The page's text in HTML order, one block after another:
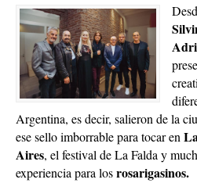
Argentina, es decir, salieron de la
ese sello imborrable para tocar en
Aires, el festival de La Falda y
experiencia para losrosarigasinos.